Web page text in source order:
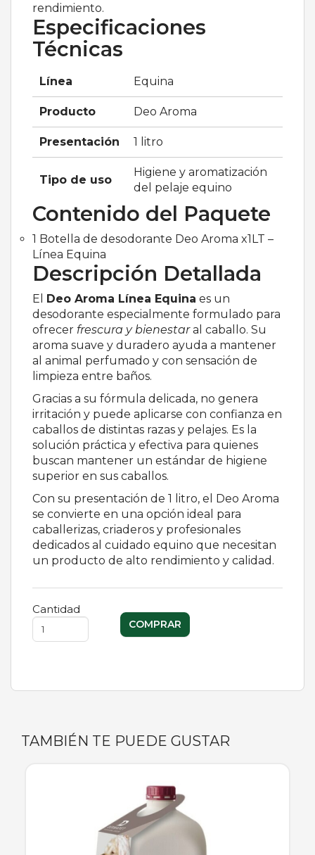
rendimiento.
Especificaciones
Técnicas
Línea Equina
Producto Deo Aroma
Presentación 1 litro
Tipo de uso
Higiene y aromatización
del pelaje equino
Contenido del Paquete
1 Botella de desodorante Deo Aroma x1LT –
Línea Equina
Descripción Detallada
El Deo Aroma Línea Equina es un
desodorante especialmente formulado para
ofrecer frescura y bienestaral caballo. Su
aroma suave y duradero ayuda a mantener
al animal perfumado y con sensación de
limpieza entre baños.
Gracias a su fórmula delicada, no genera
irritación y puede aplicarse con confianza en
caballos de distintas razas y pelajes. Es la
solución práctica y efectiva para quienes
buscan mantener un estándar de higiene
superior en sus caballos.
Con su presentación de 1 litro, el Deo Aroma
se convierte en una opción ideal para
caballerizas, criaderos y profesionales
dedicados al cuidado equino que necesitan
un producto de alto rendimiento y calidad.
Cantidad
TAMBIÉN TE PUEDE GUSTAR